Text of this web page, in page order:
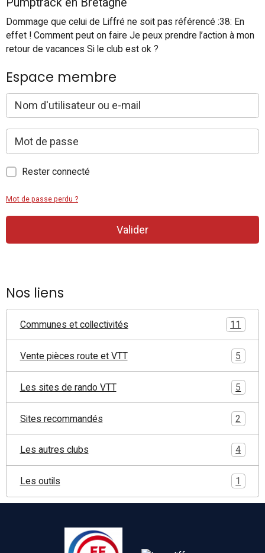
Dommage que celui de Liffré ne soit pas référencé :38: En
effet ! Comment peut on faire Je peux prendre l’action à mon
retour de vacances Si le club est ok ?
Espace membre
Rester connecté
Mot de passe perdu ?
Valider
Nos liens
Communes et collectivités 11
Vente pièces route et VTT 5
Les sites de rando VTT 5
Sites recommandés 2
Les autres clubs 4
Les outils 1